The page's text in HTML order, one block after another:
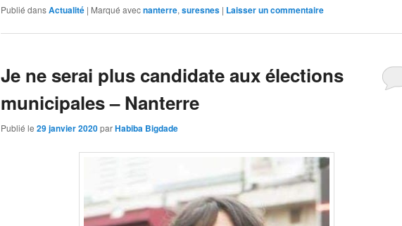
Publié dansActualité | Marqué avecnanterre, suresnes | Laisser un commentaire
Je ne serai plus candidate aux élections
municipales – Nanterre
Publié le 29 janvier 2020parHabiba Bigdade